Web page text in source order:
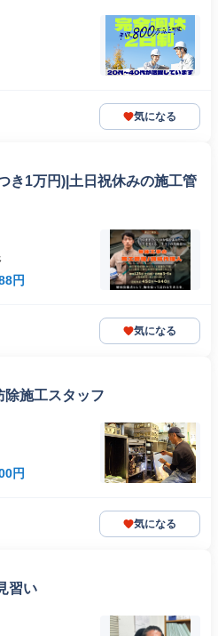
気になる
き1万円)|土日祝休みの施工管
円
気になる
施工スタッフ
円
気になる
習い